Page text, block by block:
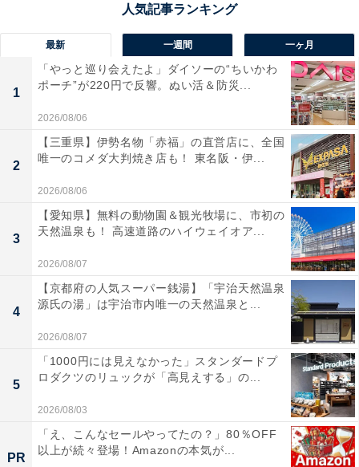
次ページ 柳葉さんの投稿をもっと見る！
最新 一週間 一ヶ月
1
「やっと巡り会えたよ」ダイソーの“ちいかわ
ポーチ”が220円で反響。ぬい活＆防災...
2026/08/06
2
【三重県】伊勢名物「赤福」の直営店に、全国
唯一のコメダ大判焼き店も！ 東名阪・伊...
2026/08/06
3
【愛知県】無料の動物園＆観光牧場に、市初の
天然温泉も！ 高速道路のハイウェイオア...
2026/08/07
4
【京都府の人気スーパー銭湯】「宇治天然温泉
源氏の湯」は宇治市内唯一の天然温泉と...
2026/08/07
5
「1000円には見えなかった」スタンダードプ
ロダクツのリュックが「高見えする」の...
2026/08/03
PR
「え、こんなセールやってたの？」80％OFF
以上が続々登場！Amazonの本気が...